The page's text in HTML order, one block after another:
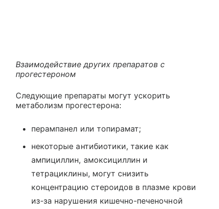
Взаимодействие других препаратов с
прогестероном
Следующие препараты могут ускорить
метаболизм прогестерона:
перампанел или топирамат;
некоторые антибиотики, такие как
ампициллин, амоксициллин и
тетрациклины, могут снизить
концентрацию стероидов в плазме крови
из-за нарушения кишечно-печеночной